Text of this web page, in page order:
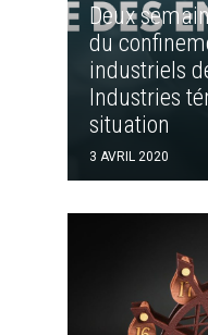
Deux
du
industriels
Industries
situation
3 AVRIL 2020